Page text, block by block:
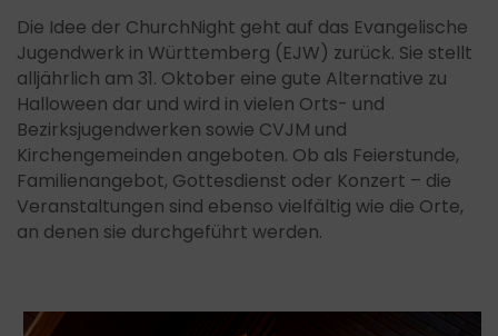
Die Idee der ChurchNight geht auf das Evangelische
Jugendwerk in Württemberg (EJW) zurück. Sie stellt
alljährlich am 31. Oktober eine gute Alternative zu
Halloween dar und wird in vielen Orts- und
Bezirksjugendwerken sowie CVJM und
Kirchengemeinden angeboten. Ob als Feierstunde,
Familienangebot, Gottesdienst oder Konzert – die
Veranstaltungen sind ebenso vielfältig wie die Orte,
an denen sie durchgeführt werden.